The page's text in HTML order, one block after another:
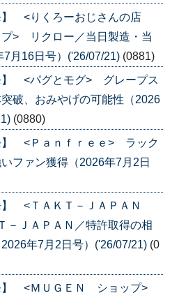
】 <りくろーおじさんの店
> リクロー／当日製造・当
7月16日号）('26/07/21) (0881)
】 <パグとモグ> グレープス
破、おみやげの可能性（2026
(0880)
】 <Ｐａｎｆｒｅｅ> ラック
ファン獲得（2026年7月2日
】 <ＴＡＫＴ－ＪＡＰＡＮ
ＪＡＰＡＮ／特許取得の相
年7月2日号）('26/07/21) (0
】 <ＭＵＧＥＮ ショップ>